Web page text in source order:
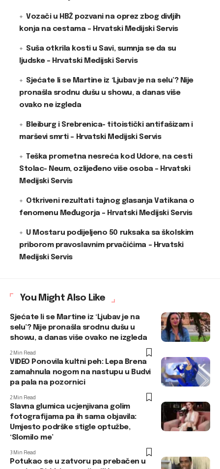
Vozači u HBŽ pozvani na oprez zbog divljih
konja na cestama – Hrvatski Medijski Servis
Suša otkrila kosti u Savi, sumnja se da su
ljudske – Hrvatski Medijski Servis
Sjećate li se Martine iz ‘Ljubav je na selu’? Nije
pronašla srodnu dušu u showu, a danas više
ovako ne izgleda
Bleiburg i Srebrenica- titoistički antifašizam i
marševi smrti – Hrvatski Medijski Servis
Teška prometna nesreća kod Udore, na cesti
Stolac- Neum, ozlijeđeno više osoba – Hrvatski
Medijski Servis
Otkriveni rezultati tajnog glasanja Vatikana o
fenomenu Međugorja – Hrvatski Medijski Servis
U Mostaru podijeljeno 50 ruksaka sa školskim
priborom pravoslavnim prvačićima – Hrvatski
Medijski Servis
You Might Also Like
Sjećate li se Martine iz ‘Ljubav je na
selu’? Nije pronašla srodnu dušu u
showu, a danas više ovako ne izgleda
2 Min Read
VIDEO Ponovila kultni peh: Lepa Brena
zamahnula nogom na nastupu u Budvi
pa pala na pozornici
2 Min Read
Slavna glumica ucjenjivana golim
fotografijama pa ih sama objavila:
Umjesto podrške stigle optužbe,
‘Slomilo me’
3 Min Read
Potukao se u zatvoru pa prebačen u